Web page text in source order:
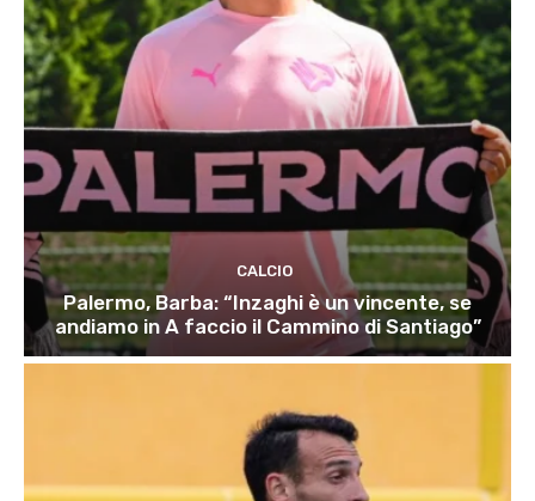
CALCIO
Palermo, Barba: “Inzaghi è un vincente, se
andiamo in A faccio il Cammino di Santiago”